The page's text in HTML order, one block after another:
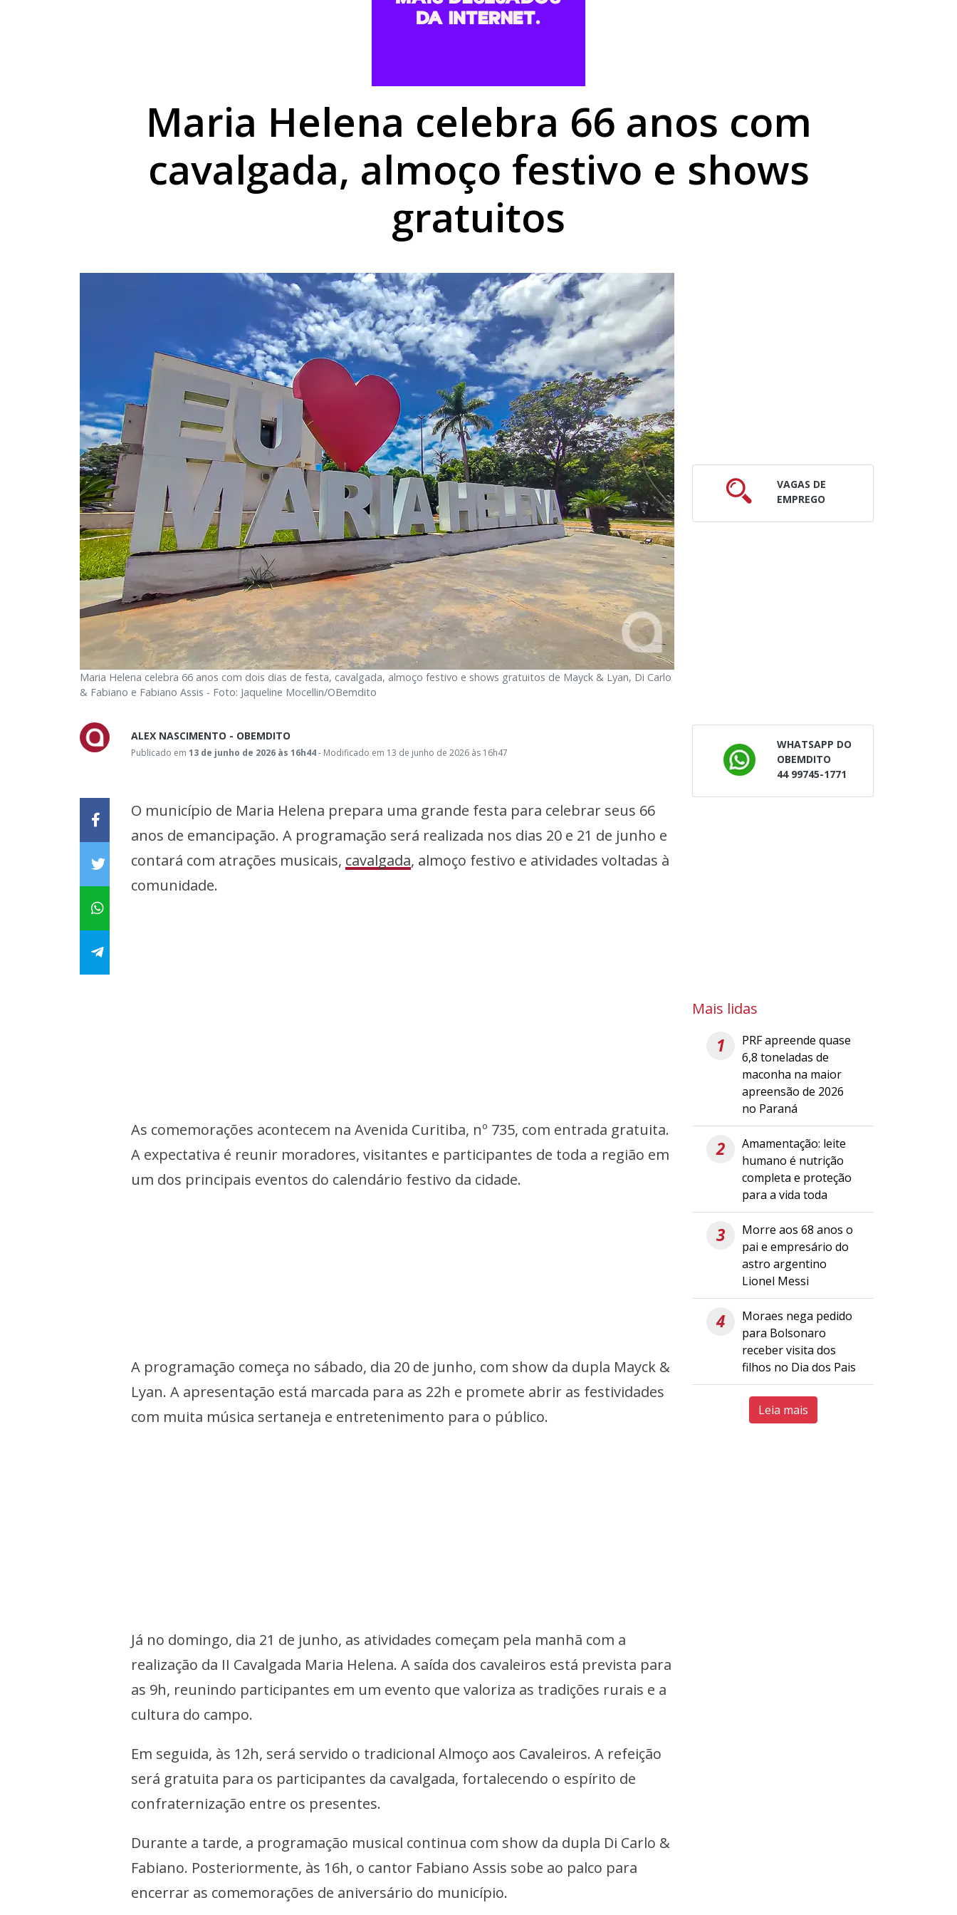
Altônia: Condenado por homicídio que rompeu a tornozeleira se apresenta à PM
Maria Helena celebra 66 anos com
cavalgada, almoço festivo e shows
gratuitos
Maria Helena celebra 66 anos com dois dias de festa, cavalgada, almoço festivo e shows gratuitos de Mayck & Lyan, Di Carlo
& Fabiano e Fabiano Assis - Foto: Jaqueline Mocellin/OBemdito
ALEX NASCIMENTO - OBEMDITO
Publicado em13 de junho de 2026 às 16h44- Modificado em 13 de junho de 2026 às 16h47
O município de Maria Helena prepara uma grande festa para celebrar seus 66
anos de emancipação. A programação será realizada nos dias 20 e 21 de junho e
contará com atrações musicais, cavalgada, almoço festivo e atividades voltadas à
comunidade.
As comemorações acontecem na Avenida Curitiba, nº 735, com entrada gratuita.
A expectativa é reunir moradores, visitantes e participantes de toda a região em
um dos principais eventos do calendário festivo da cidade.
A programação começa no sábado, dia 20 de junho, com show da dupla Mayck &
Lyan. A apresentação está marcada para as 22h e promete abrir as festividades
com muita música sertaneja e entretenimento para o público.
Já no domingo, dia 21 de junho, as atividades começam pela manhã com a
realização da II Cavalgada Maria Helena. A saída dos cavaleiros está prevista para
as 9h, reunindo participantes em um evento que valoriza as tradições rurais e a
cultura do campo.
Em seguida, às 12h, será servido o tradicional Almoço aos Cavaleiros. A refeição
será gratuita para os participantes da cavalgada, fortalecendo o espírito de
confraternização entre os presentes.
Durante a tarde, a programação musical continua com show da dupla Di Carlo &
Fabiano. Posteriormente, às 16h, o cantor Fabiano Assis sobe ao palco para
encerrar as comemorações de aniversário do município.
VAGAS DE
EMPREGO
WHATSAPP DO
OBEMDITO
44 99745-1771
Mais lidas
1
PRF apreende quase
6,8 toneladas de
maconha na maior
apreensão de 2026
no Paraná
2
Amamentação: leite
humano é nutrição
completa e proteção
para a vida toda
3
Morre aos 68 anos o
pai e empresário do
astro argentino
Lionel Messi
4
Moraes nega pedido
para Bolsonaro
receber visita dos
filhos no Dia dos Pais
Leia mais